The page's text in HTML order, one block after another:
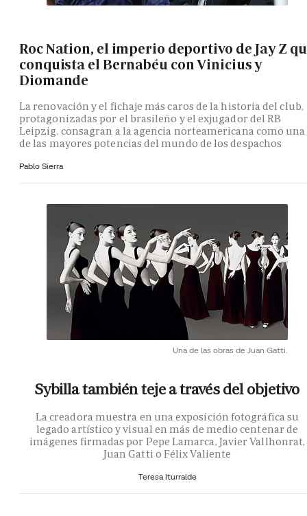
Roc Nation, el imperio deportivo de Jay Z
conquista el Bernabéu con Vinicius y
Diomande
La renovación y el fichaje más caros de la historia del club,
protagonizadas por el brasileño y el exjugador del RB
Leipzig, consagran a la agencia norteamericana como una
de las mayores potencias del mundo de los despachos
Pablo Sierra
Una de las obras de Juan Gatti.
Sybilla también teje a través del objetivo
La creadora muestra en una exposición fotográfica su
legado artístico y visual en más de medio centenar de
imágenes firmadas por Pepe Lamarca, Javier Vallhonrat,
Juan Gatti o Félix Valiente
Teresa Iturralde